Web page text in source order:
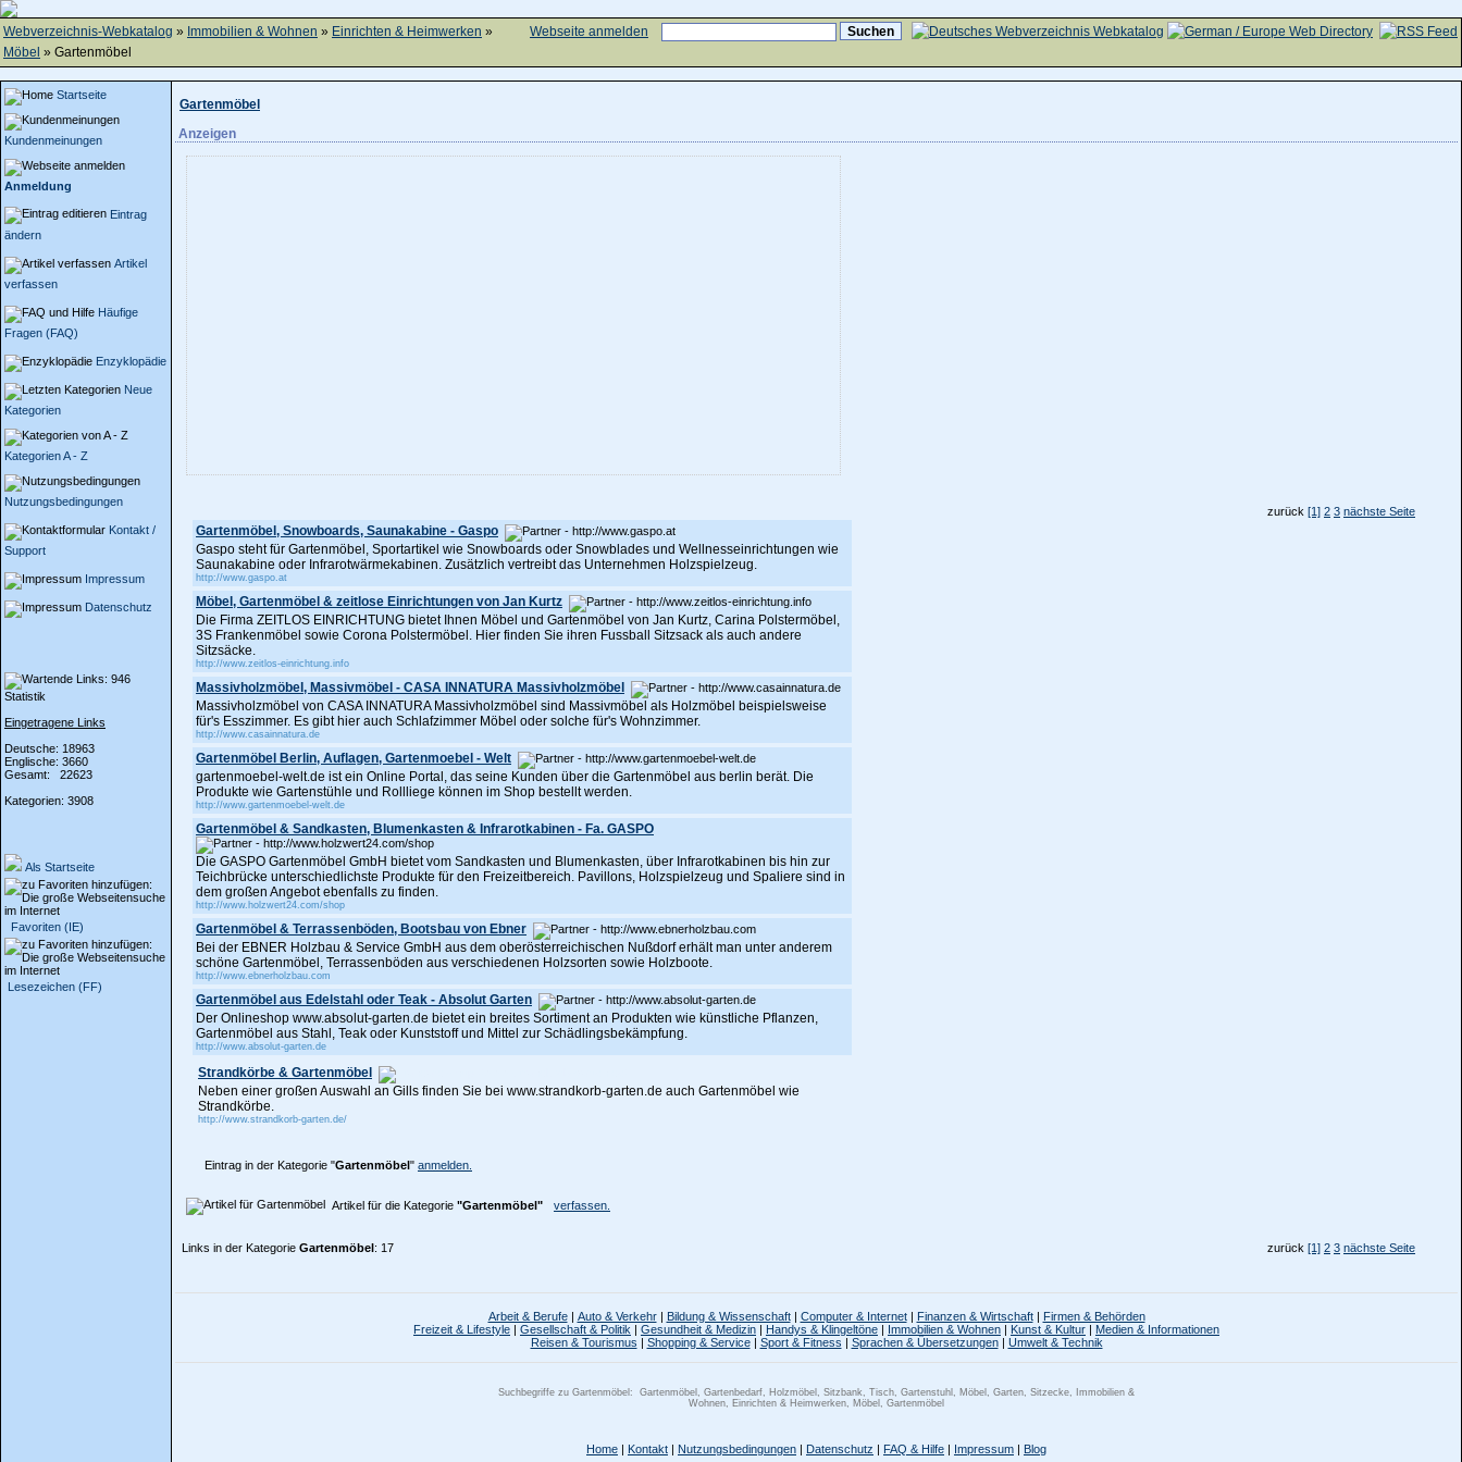
Webseite anmelden
Webverzeichnis-Webkatalog » Immobilien & Wohnen » Einrichten & Heimwerken »
Möbel » Gartenmöbel
Startseite
Kundenmeinungen
Anmeldung
Eintrag
ändern
Artikel
verfassen
Häufige
Fragen (FAQ)
Enzyklopädie
Neue
Kategorien
Kategorien A - Z
Nutzungsbedingungen
Kontakt /
Support
Impressum
Datenschutz
Statistik
Eingetragene Links
Deutsche: 18963
Englische: 3660
Gesamt: 22623
Kategorien: 3908
Als Startseite
Favoriten (IE)
Lesezeichen (FF)
Gartenmöbel
Anzeigen
zurück [1] 2 3 nächste Seite
Gartenmöbel, Snowboards, Saunakabine - Gaspo
Gaspo steht für Gartenmöbel, Sportartikel wie Snowboards oder Snowblades und Wellnesseinrichtungen wie
Saunakabine oder Infrarotwärmekabinen. Zusätzlich vertreibt das Unternehmen Holzspielzeug.
http://www.gaspo.at
Möbel, Gartenmöbel & zeitlose Einrichtungen von Jan Kurtz
Die Firma ZEITLOS EINRICHTUNG bietet Ihnen Möbel und Gartenmöbel von Jan Kurtz, Carina Polstermöbel,
3S Frankenmöbel sowie Corona Polstermöbel. Hier finden Sie ihren Fussball Sitzsack als auch andere
Sitzsäcke.
http://www.zeitlos-einrichtung.info
Massivholzmöbel, Massivmöbel - CASA INNATURA Massivholzmöbel
Massivholzmöbel von CASA INNATURA Massivholzmöbel sind Massivmöbel als Holzmöbel beispielsweise
für's Esszimmer. Es gibt hier auch Schlafzimmer Möbel oder solche für's Wohnzimmer.
http://www.casainnatura.de
Gartenmöbel Berlin, Auflagen, Gartenmoebel - Welt
gartenmoebel-welt.de ist ein Online Portal, das seine Kunden über die Gartenmöbel aus berlin berät. Die
Produkte wie Gartenstühle und Rollliege können im Shop bestellt werden.
http://www.gartenmoebel-welt.de
Gartenmöbel & Sandkasten, Blumenkasten & Infrarotkabinen - Fa. GASPO
Die GASPO Gartenmöbel GmbH bietet vom Sandkasten und Blumenkasten, über Infrarotkabinen bis hin zur
Teichbrücke unterschiedlichste Produkte für den Freizeitbereich. Pavillons, Holzspielzeug und Spaliere sind in
dem großen Angebot ebenfalls zu finden.
http://www.holzwert24.com/shop
Gartenmöbel & Terrassenböden, Bootsbau von Ebner
Bei der EBNER Holzbau & Service GmbH aus dem oberösterreichischen Nußdorf erhält man unter anderem
schöne Gartenmöbel, Terrassenböden aus verschiedenen Holzsorten sowie Holzboote.
http://www.ebnerholzbau.com
Gartenmöbel aus Edelstahl oder Teak - Absolut Garten
Der Onlineshop www.absolut-garten.de bietet ein breites Sortiment an Produkten wie künstliche Pflanzen,
Gartenmöbel aus Stahl, Teak oder Kunststoff und Mittel zur Schädlingsbekämpfung.
http://www.absolut-garten.de
Strandkörbe & Gartenmöbel
Neben einer großen Auswahl an Gills finden Sie bei www.strandkorb-garten.de auch Gartenmöbel wie
Strandkörbe.
http://www.strandkorb-garten.de/
Eintrag in der Kategorie "Gartenmöbel" anmelden.
Artikel für die Kategorie "Gartenmöbel" verfassen.
zurück [1] 2 3 nächste Seite
Links in der Kategorie Gartenmöbel: 17
Arbeit & Berufe| Auto & Verkehr| Bildung & Wissenschaft| Computer & Internet| Finanzen & Wirtschaft| Firmen & Behörden
Freizeit & Lifestyle | Gesellschaft & Politik | Gesundheit & Medizin | Handys & Klingeltöne | Immobilien & Wohnen | Kunst & Kultur | Medien & Informationen
Reisen & Tourismus | Shopping & Service| Sport & Fitness | Sprachen & Übersetzungen| Umwelt & Technik
Suchbegriffe zu Gartenmöbel: Gartenmöbel, Gartenbedarf, Holzmöbel, Sitzbank, Tisch, Gartenstuhl, Möbel, Garten, Sitzecke, Immobilien &
Wohnen, Einrichten & Heimwerken, Möbel, Gartenmöbel
Home | Kontakt | Nutzungsbedingungen | Datenschutz | FAQ & Hilfe | Impressum | Blog